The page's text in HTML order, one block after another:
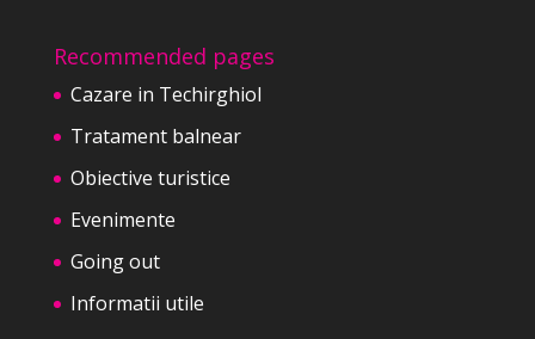
Recommended pages
Cazare in Techirghiol
Tratament balnear
Obiective turistice
Evenimente
Going out
Informatii utile